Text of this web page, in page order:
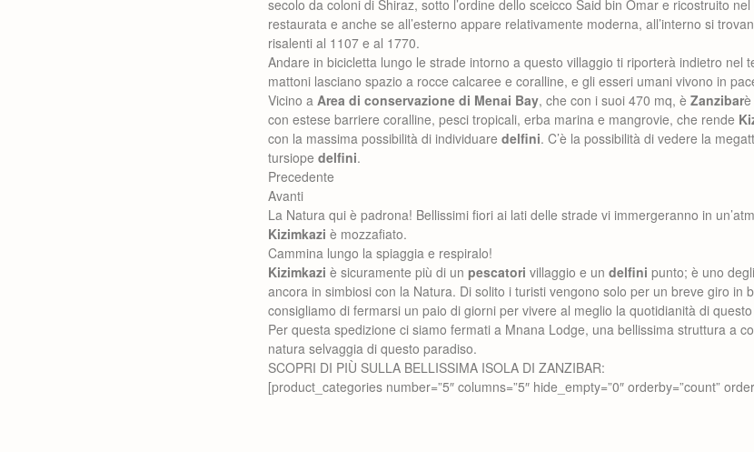
secolo da coloni di Shiraz, sotto l’ordine dello sceicco Said bin Omar e ricostruito
restaurata e anche se all’esterno appare relativamente moderna, all’interno si
risalenti al 1107 e al 1770.
Andare in bicicletta lungo le strade intorno a questo villaggio ti riporterà indietro nel
mattoni lasciano spazio a rocce calcaree e coralline, e gli esseri umani vivono in
Vicino a Area di conservazione di Menai Bay, che con i suoi 470 mq, è Zanzibar
con estese barriere coralline, pesci tropicali, erba marina e mangrovie, che rende
con la massima possibilità di individuare delfini. C’è la possibilità di vedere la
tursiope delfini.
Precedente
Avanti
La Natura qui è padrona! Bellissimi fiori ai lati delle strade vi immergeranno in
Kizimkazi è mozzafiato.
Cammina lungo la spiaggia e respiralo!
Kizimkazi è sicuramente più di un pescatori villaggio e un delfini punto; è uno
ancora in simbiosi con la Natura. Di solito i turisti vengono solo per un breve giro in
consigliamo di fermarsi un paio di giorni per vivere al meglio la quotidianità di
Per questa spedizione ci siamo fermati a Mnana Lodge, una bellissima struttura a
natura selvaggia di questo paradiso.
SCOPRI DI PIÙ SULLA BELLISSIMA ISOLA DI ZANZIBAR:
[product_categories number=”5″ columns=”5″ hide_empty=”0″ orderby=”count”